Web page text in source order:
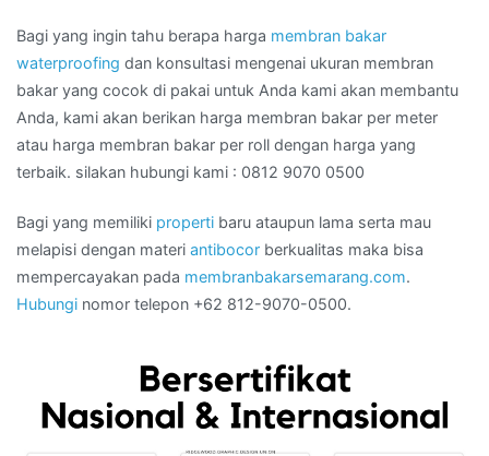
Bagi yang ingin tahu berapa harga membran bakar
waterproofing dan konsultasi mengenai ukuran membran
bakar yang cocok di pakai untuk Anda kami akan membantu
Anda, kami akan berikan harga membran bakar per meter
atau harga membran bakar per roll dengan harga yang
terbaik. silakan hubungi kami : 0812 9070 0500
Bagi yang memiliki properti baru ataupun lama serta mau
melapisi dengan materi antibocor berkualitas maka bisa
mempercayakan pada membranbakarsemarang.com.
Hubungi nomor telepon +62 812-9070-0500.